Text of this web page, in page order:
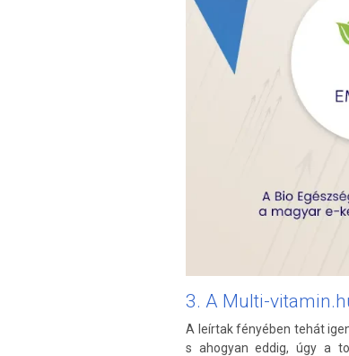
3. A Multi-
A leírtak fényében tehát
s ahogyan eddig, úgy a